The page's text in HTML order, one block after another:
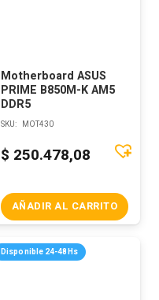
Motherboard ASUS
PRIME B850M-K AM5
DDR5
SKU: MOT430
$ 250.478,08
AÑADIR AL CARRITO
Disponible 24-48Hs